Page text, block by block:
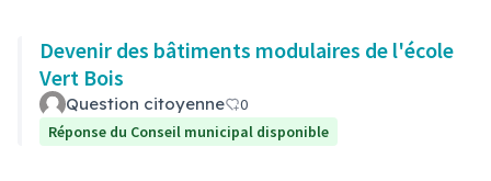
Devenir des bâtiments modulaires de l'école
Vert Bois
Question citoyenne
0
Réponse du Conseil municipal disponible